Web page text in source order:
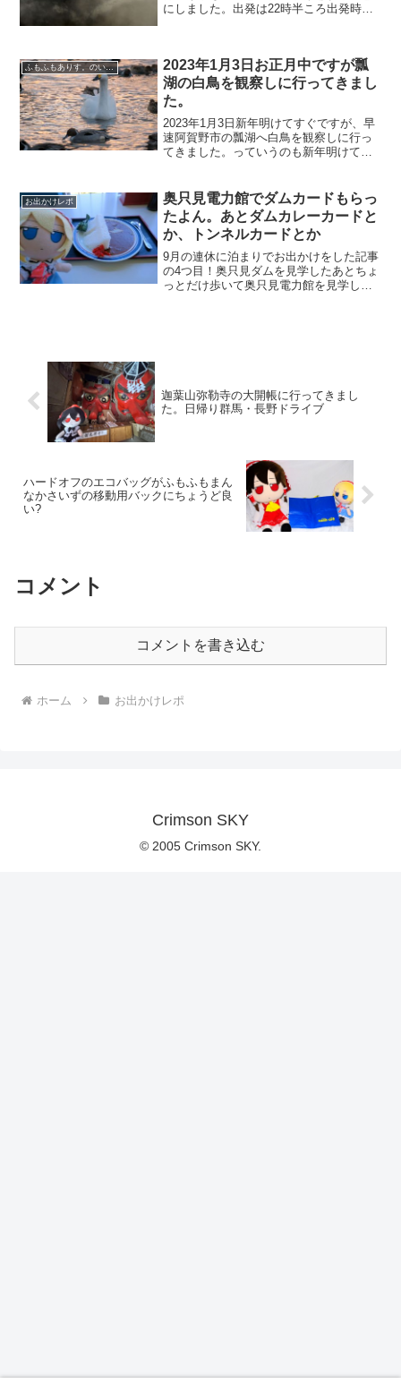
にしました。出発は22時半ころ出発時間
枝折峠は雲海で有名な...
ふもふもありす。のいる風景
2023年1月3日お正月中ですが瓢
湖の白鳥を観察しに行ってきまし
た。
2023年1月3日新年明けてすぐですが、早
速阿賀野市の瓢湖へ白鳥を観察しに行っ
てきました。っていうのも新年明けても
いたのですが流石に体がなまってきたの
で出かけてみました...
お出かけレポ
奥只見電力館でダムカードもらっ
たよん。あとダムカレーカードと
か、トンネルカードとか
9月の連休に泊まりでお出かけをした記事
の4つ目！奥只見ダムを見学したあとちょ
っとだけ歩いて奥只見電力館を見学して
迦葉山弥勒寺の大開帳に行ってきまし
た。日帰り群馬・長野ドライブ
ハードオフのエコバッグがふもふもまん
なかさいずの移動用バックにちょうど良
い?
コメント
コメントを書き込む
ホーム お出かけレポ
Crimson SKY
© 2005 Crimson SKY.